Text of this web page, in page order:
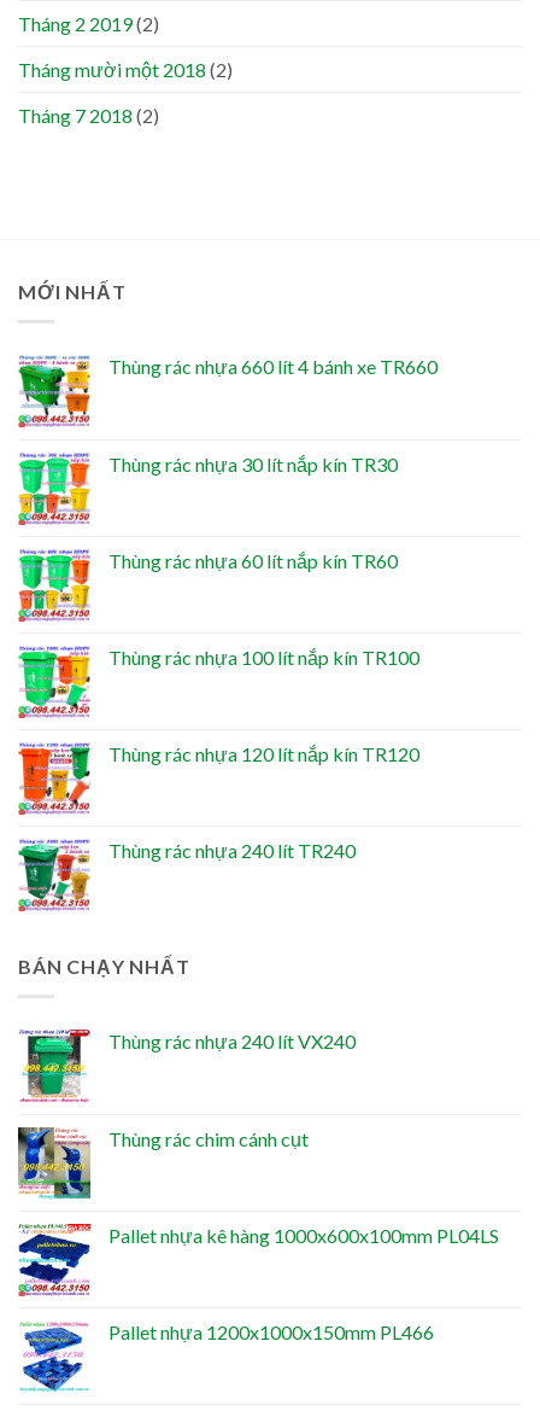
Tháng 2 2019(2)
Tháng mười một 2018 (2)
Tháng 7 2018 (2)
MỚI NHẤT
Thùng rác nhựa 660 lít 4 bánh xe TR660
Thùng rác nhựa 30 lít nắp kín TR30
Thùng rác nhựa 60 lít nắp kín TR60
Thùng rác nhựa 100 lít nắp kín TR100
Thùng rác nhựa 120 lít nắp kín TR120
Thùng rác nhựa 240 lít TR240
BÁN CHẠY NHẤT
Thùng rác nhựa 240 lít VX240
Thùng rác chim cánh cụt
Pallet nhựa kê hàng 1000x600x100mm PL04LS
Pallet nhựa 1200x1000x150mm PL466